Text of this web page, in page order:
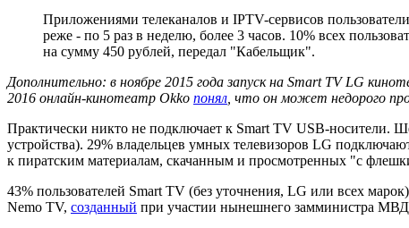
Приложениями телеканалов и IPTV-сервисов
реже - по 5 раз в неделю, более 3 часов. 10% всех
на сумму 450 рублей, передал "Кабельщик".
Дополнительно: в ноябре 2015 года запуск на Smart TV LG
2016 онлайн-кинотеатр Оkko понял , что он может недорого
Практически никто не подключает к Smart TV USB-носители.
устройства). 29% владельцев умных телевизоров LG
к пиратским материалам, скачанным и просмотренных "с
43% пользователей Smart TV (без уточнения, LG или всех
Nemo TV, созданный при участии нынешнего замминистра